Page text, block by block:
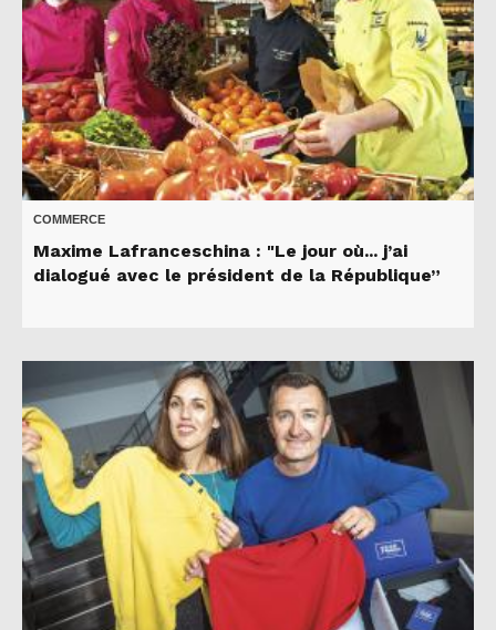
COMMERCE
Maxime Lafranceschina : "Le jour où... j’ai
dialogué avec le président de la République”